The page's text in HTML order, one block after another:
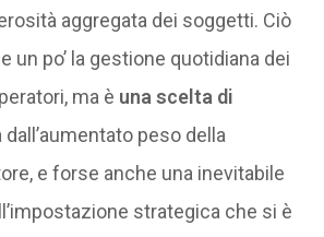
aggregata dei soggetti. Ciò
un po’ la gestione quotidiana dei
ma è una scelta di
peso della
e forse anche una inevitabile
strategica che si è